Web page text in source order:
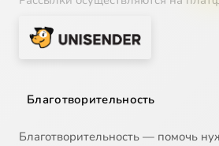
Благотворительность
Благотворительность — помочь